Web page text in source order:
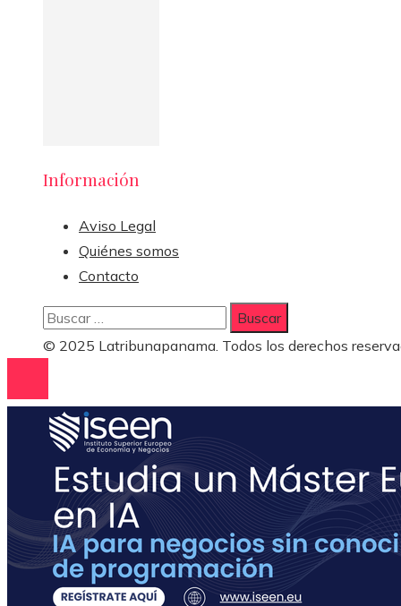
Información
Aviso Legal
Quiénes somos
Contacto
Buscar:
© 2025 Latribunapanama. Todos los derechos